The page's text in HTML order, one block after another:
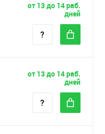
от 13 до 14 раб.
дней
от 13 до 14 раб.
дней